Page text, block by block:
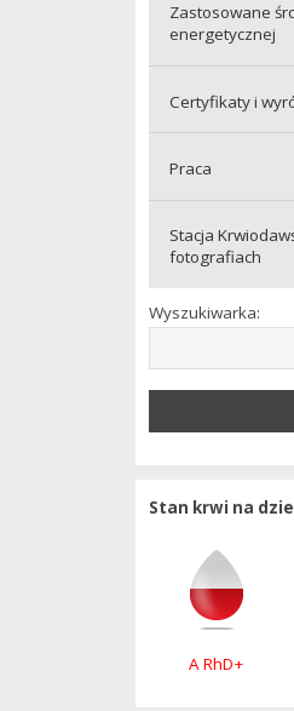
Zastosowane
energetycznej
Certyfikaty i
Praca
Stacja
fotografiach
Wyszukiwarka:
Stan krwi na
A RhD+